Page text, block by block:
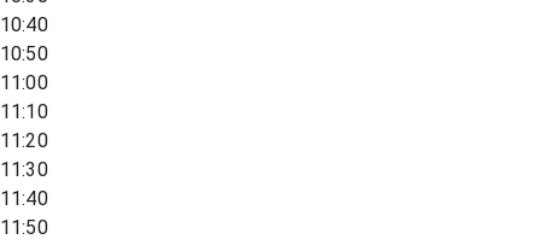
10:40
10:50
11:00
11:10
11:20
11:30
11:40
11:50